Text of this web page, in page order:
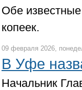
Обе
копеек.
09 февраля 2026,
В Уфе
Начальник